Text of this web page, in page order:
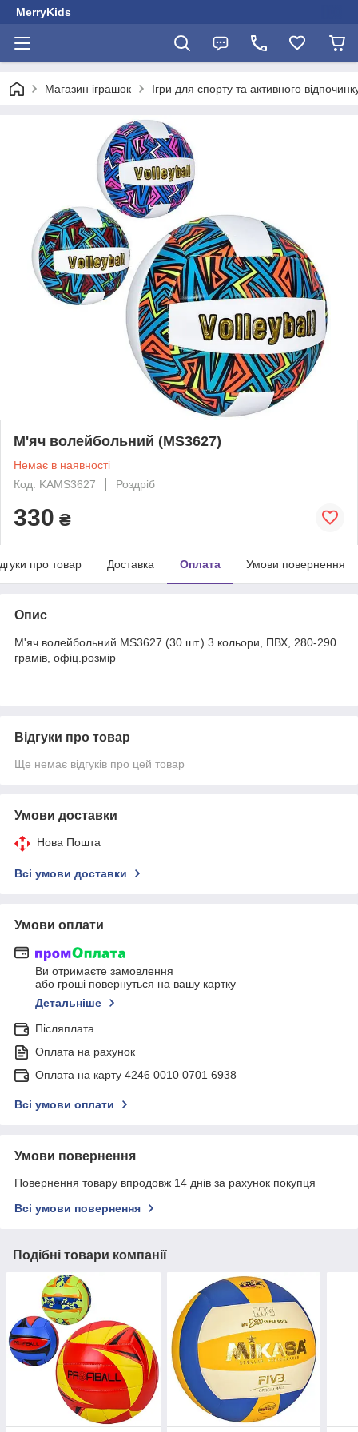
MerryKids
Магазин іграшок Ігри для спорту та активного
М'яч волейбольний (MS3627)
Немає в наявності
Код: KAMS3627
Роздріб
330 ₴
про товар Доставка Оплата Умови повернення
Опис
М'яч волейбольний MS3627 (30 шт.) 3 кольори, ПВХ, 280-290
грамів, офіц.розмір
Відгуки про товар
Ще немає відгуків про цей товар
Умови доставки
Нова Пошта
Всі умови доставки
Умови оплати
Ви отримаєте замовлення
або гроші повернуться на вашу картку
Детальніше
Післяплата
Оплата на рахунок
Оплата на карту 4246 0010 0701 6938
Всі умови оплати
Умови повернення
Повернення товару впродовж 14 днів за рахунок покупця
Всі умови повернення
Подібні товари компанії